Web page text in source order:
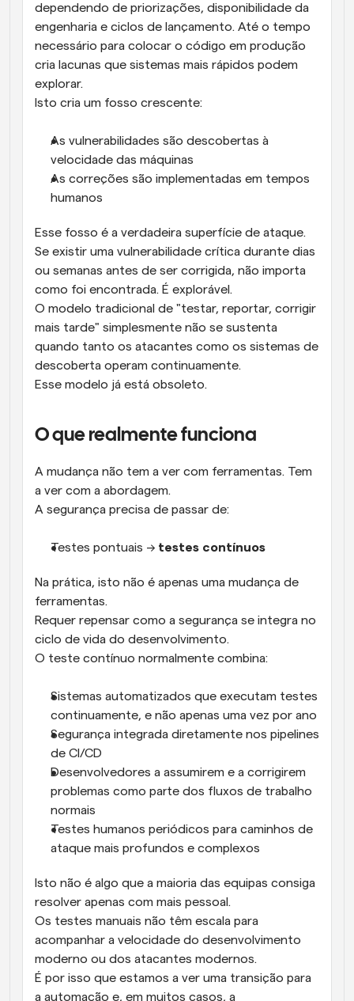
dependendo de priorizações, disponibilidade da
engenharia e ciclos de lançamento. Até o tempo
necessário para colocar o código em produção
cria lacunas que sistemas mais rápidos podem
explorar.
Isto cria um fosso crescente:
As vulnerabilidades são descobertas à
velocidade das máquinas
As correções são implementadas em tempos
humanos
Esse fosso é a verdadeira superfície de ataque.
Se existir uma vulnerabilidade crítica durante dias
ou semanas antes de ser corrigida, não importa
como foi encontrada. É explorável.
O modelo tradicional de "testar, reportar, corrigir
mais tarde" simplesmente não se sustenta
quando tanto os atacantes como os sistemas de
descoberta operam continuamente.
Esse modelo já está obsoleto.
O que realmente funciona
A mudança não tem a ver com ferramentas. Tem
a ver com a abordagem.
A segurança precisa de passar de:
Testes pontuais → testes contínuos
Na prática, isto não é apenas uma mudança de
ferramentas.
Requer repensar como a segurança se integra no
ciclo de vida do desenvolvimento.
O teste contínuo normalmente combina:
Sistemas automatizados que executam testes
continuamente, e não apenas uma vez por ano
Segurança integrada diretamente nos pipelines
de CI/CD
Desenvolvedores a assumirem e a corrigirem
problemas como parte dos fluxos de trabalho
normais
Testes humanos periódicos para caminhos de
ataque mais profundos e complexos
Isto não é algo que a maioria das equipas consiga
resolver apenas com mais pessoal.
Os testes manuais não têm escala para
acompanhar a velocidade do desenvolvimento
moderno ou dos atacantes modernos.
É por isso que estamos a ver uma transição para
a automação e, em muitos casos, a